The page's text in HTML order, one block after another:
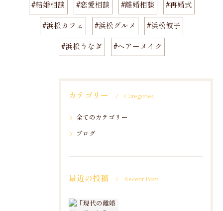
#結婚相談 #恋愛相談 #離婚相談 #再婚式
#浜松カフェ #浜松グルメ #浜松餃子
#浜松うなぎ #ヘアーメイク
カテゴリー Categories
全てのカテゴリー
ブログ
最近の投稿 Recent Posts